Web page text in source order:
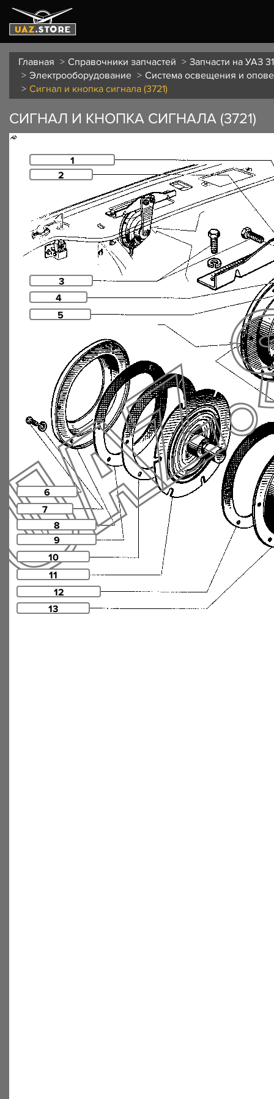
Главная Справочники запчастей
Запчасти на УАЗ
Электрооборудование
Система освещения и
Сигнал и кнопка сигнала (3721)
СИГНАЛ И КНОПКА СИГНАЛА (3721)
1
2
3
4
5
6
7
8
9
10
11
12
13